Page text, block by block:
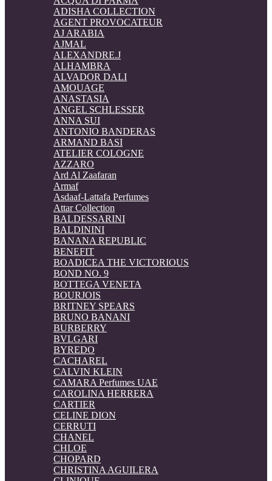
ADISHA COLLECTION
AGENT PROVOCATEUR
AJ ARABIA
AJMAL
ALEXANDRE.J
ALHAMBRA
ALVADOR DALI
AMOUAGE
ANASTASIA
ANGEL SCHLESSER
ANNA SUI
ANTONIO BANDERAS
ARMAND BASI
ATELIER COLOGNE
AZZARO
Ard Al Zaafaran
Armaf
Asdaaf-Lattafa Perfumes
Attar Collection
BALDESSARINI
BALDININI
BANANA REPUBLIC
BENEFIT
BOADICEA THE VICTORIOUS
BOND NO. 9
BOTTEGA VENETA
BOURJOIS
BRITNEY SPEARS
BRUNO BANANI
BURBERRY
BVLGARI
BYREDO
CACHAREL
CALVIN KLEIN
CAMARA Perfumes UAE
CAROLINA HERRERA
CARTIER
CELINE DION
CERRUTI
CHANEL
CHLOE
CHOPARD
CHRISTINA AGUILERA